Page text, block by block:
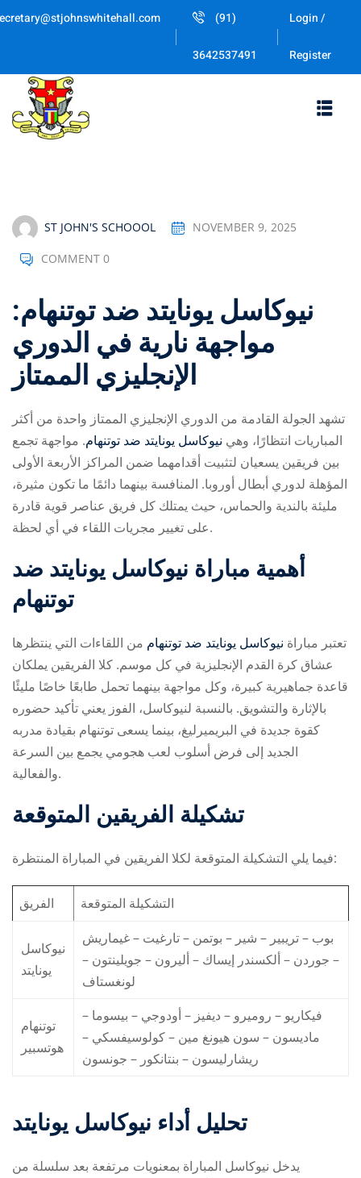
Skip
(91)
3642537491
Login /
Register
ST JOHN'S SCHOOOL NOVEMBER 9, 2025
COMMENT 0
نيوكاسل يونايتد ضد توتنهام:
مواجهة نارية في الدوري
الإنجليزي الممتاز
تشهد الجولة القادمة من الدوري الإنجليزي الممتاز واحدة من أكثر
المباريات انتظارًا، وهي نيوكاسل يونايتد ضد توتنهام. مواجهة تجمع
بين فريقين يسعيان لتثبيت أقدامهما ضمن المراكز الأربعة الأولى
المؤهلة لدوري أبطال أوروبا. المنافسة بينهما دائمًا ما تكون مثيرة،
مليئة بالندية والحماس، حيث يمتلك كل فريق عناصر قوية قادرة
على تغيير مجريات اللقاء في أي لحظة.
أهمية مباراة نيوكاسل يونايتد ضد
توتنهام
تعتبر مباراة نيوكاسل يونايتد ضد توتنهام من اللقاءات التي ينتظرها
عشاق كرة القدم الإنجليزية في كل موسم. كلا الفريقين يملكان
قاعدة جماهيرية كبيرة، وكل مواجهة بينهما تحمل طابعًا خاصًا مليئًا
بالإثارة والتشويق. بالنسبة لنيوكاسل، الفوز يعني تأكيد حضوره
كقوة جديدة في البريميرليغ، بينما يسعى توتنهام بقيادة مدربه
الجديد إلى فرض أسلوب لعب هجومي يجمع بين السرعة
والفعالية.
تشكيلة الفريقين المتوقعة
فيما يلي التشكيلة المتوقعة لكلا الفريقين في المباراة المنتظرة:
الفريق التشكيلة المتوقعة
نيوكاسل
يونايتد
بوب – تريبير – شير – بوتمن – تارغيت – غيماريش
– جوردن – ألكسندر إيساك – أليرون – جويلينتون –
لونغستاف
توتنهام
هوتسبير
فيكاريو – روميرو – ديفيز – أودوجي – بيسوما –
ماديسون – سون هيونغ مين – كولوسيفسكي –
ريشارليسون – بنتانكور – جونسون
تحليل أداء نيوكاسل يونايتد
يدخل نيوكاسل المباراة بمعنويات مرتفعة بعد سلسلة من